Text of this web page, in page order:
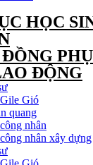
HỌC
ĐỘNG
Gió
quang
nhân
nhân xây dựng